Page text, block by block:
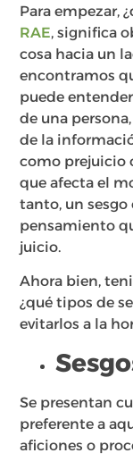
Para empezar,
RAE, significa
cosa hacia un
encontramos
puede
de una
de la
como prejuicio
que afecta el
tanto, un
pensamiento
juicio.
Ahora bien,
¿qué tipos de
evitarlos a la
Se presentan
preferente a
aficiones o